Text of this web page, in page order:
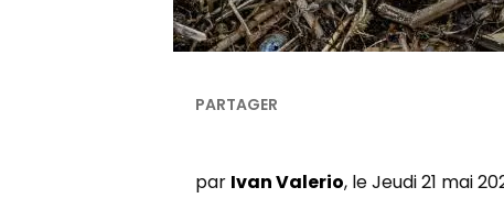
par Ivan Valerio, le Jeudi 21 mai